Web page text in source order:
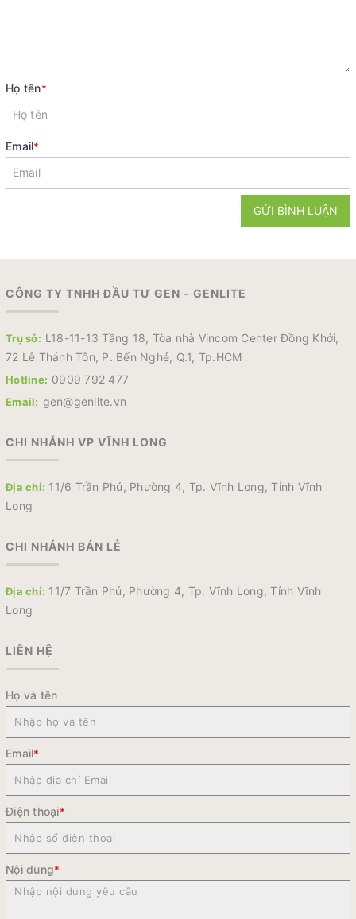
Họ tên*
Email*
GỬI BÌNH LUẬN
CÔNG TY TNHH ĐẦU TƯ GEN - GENLITE
Trụ sở: L18-11-13 Tầng 18, Tòa nhà Vincom Center Đồng Khởi,
72 Lê Thánh Tôn, P. Bến Nghé, Q.1, Tp.HCM
Hotline: 0909 792 477
Email: gen@genlite.vn
CHI NHÁNH VP VĨNH LONG
Địa chỉ: 11/6 Trần Phú, Phường 4, Tp. Vĩnh Long, Tỉnh Vĩnh
Long
CHI NHÁNH BÁN LẺ
Địa chỉ: 11/7 Trần Phú, Phường 4, Tp. Vĩnh Long, Tỉnh Vĩnh
Long
LIÊN HỆ
Họ và tên
Email*
Điện thoại*
Nội dung*